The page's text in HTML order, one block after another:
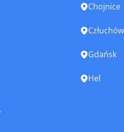
Chojnice
Człuchów
Gdańsk
Hel